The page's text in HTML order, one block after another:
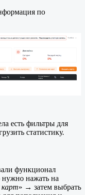
по
есть фильтры для
статистику.
функционал
нужно нажать на
карт» → затем выбрать